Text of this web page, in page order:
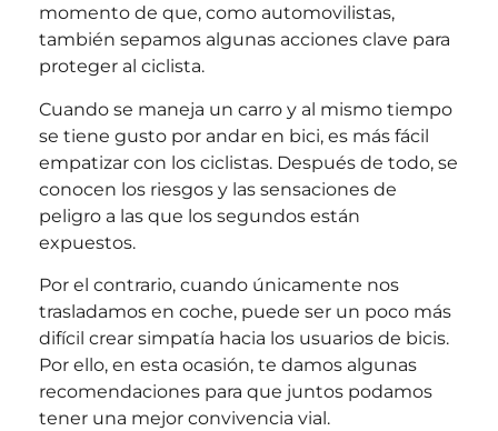
momento de que, como automovilistas,
también sepamos algunas acciones clave para
proteger al ciclista.
Cuando se maneja un carro y al mismo tiempo
se tiene gusto por andar en bici, es más fácil
empatizar con los ciclistas. Después de todo, se
conocen los riesgos y las sensaciones de
peligro a las que los segundos están
expuestos.
Por el contrario, cuando únicamente nos
trasladamos en coche, puede ser un poco más
difícil crear simpatía hacia los usuarios de bicis.
Por ello, en esta ocasión, te damos algunas
recomendaciones para que juntos podamos
tener una mejor convivencia vial.